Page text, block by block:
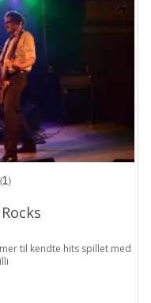
(1)
til kendte hits spillet med